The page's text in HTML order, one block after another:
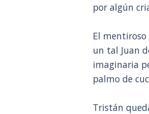
por algún
El
un tal Juan
imaginaria
palmo de
Tristán